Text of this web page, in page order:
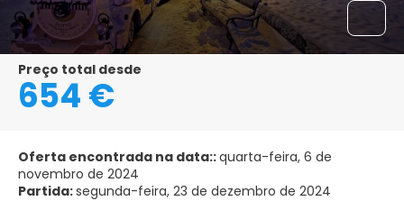
Preço total desde
654 €
Oferta encontrada na data::quarta-feira, 6 de
novembro de 2024
Partida:segunda-feira, 23 de dezembro de 2024